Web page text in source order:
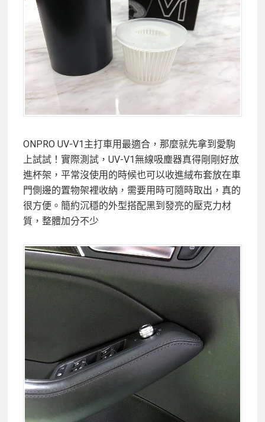
ONPRO UV-V1主打車用最適合，那麼就先拿到愛駒
上試試！實際測試，UV-V1無線吸塵器真得剛剛好放
進杯架，平常沒使用的時候也可以收進絨布套放在車
門側邊的置物架裡收納，需要用時可隨時取出，真的
很方便。簡約沉穩的外型搭配黑到發亮的壓克力材
質，整體加分不少